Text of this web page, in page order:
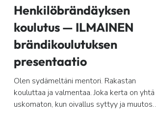
17.11.2022
Henkilöbrändäyksen
koulutus — ILMAINEN
brändikoulutuksen
presentaatio